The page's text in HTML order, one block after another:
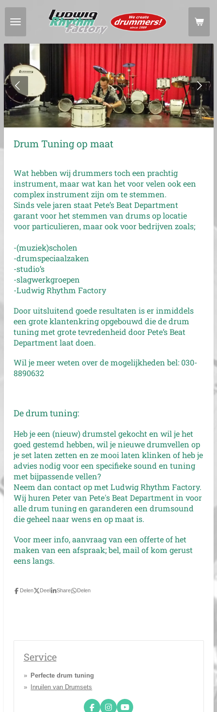
Ga
direct
de
hoofdinhoud
Drum Tuning op maat
Wat hebben wij drummers toch een prachtig
instrument, maar wat kan het voor velen ook een
complex instrument zijn om te stemmen.
Sinds vele jaren staat Pete’s Beat Department
garant voor het stemmen van drums op locatie
voor particulieren, maar ook voor bedrijven zoals;
-(muziek)scholen
-drumspeciaalzaken
-studio’s
-slagwerkgroepen
-Ludwig Rhythm Factory
Door uitsluitend goede resultaten is er inmiddels
een grote klantenkring opgebouwd die de drum
tuning met grote tevredenheid door Pete’s Beat
Department laat doen.
Wil je meer weten over de mogelijkheden bel: 030-
8890632
De drum tuning:
Heb je een (nieuw) drumstel gekocht en wil je het
goed gestemd hebben, wil je nieuwe drumvellen op
je set laten zetten en ze mooi laten klinken of heb je
advies nodig voor een specifieke sound en tuning
met bijpassende vellen?
Neem dan contact op met Ludwig Rhythm Factory.
Wij huren Peter van Pete's Beat Department in voor
alle drum tuning en garanderen een drumsound
die geheel naar wens en op maat is.
Voor meer info, aanvraag van een offerte of het
maken van een afspraak; bel, mail of kom gerust
eens langs.
Delen Deel Share Delen
Service
Perfecte drum tuning
Inruilen van Drumsets
F
I
Y